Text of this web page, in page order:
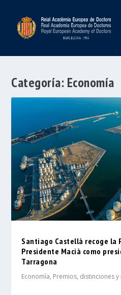
Categoría: Economía
Santiago Castellà recoge la
Presidente Macià como
Tarragona
Economía, Premios, distinciones